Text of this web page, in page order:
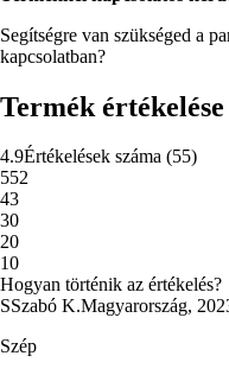
Segítségre van szükséged a
kapcsolatban?
Termék értékelése
4.9Értékelések száma (55)
552
43
30
20
10
Hogyan történik az értékelés?
SSzabó K.Magyarország,
Szép